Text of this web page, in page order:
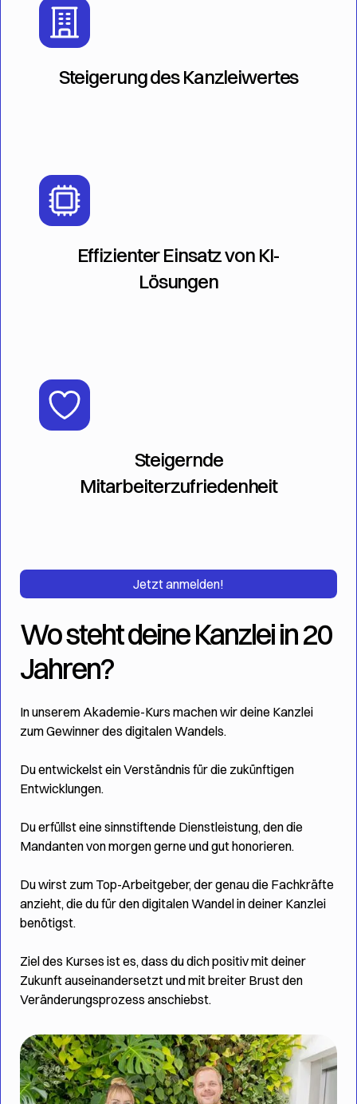
Steigerung des Kanzleiwertes
Effizienter Einsatz von KI-
Lösungen
Steigernde
Mitarbeiterzufriedenheit
Jetzt anmelden!
Wo steht deine Kanzlei in 20
Jahren?
In unserem Akademie-Kurs machen wir deine Kanzlei
zum Gewinner des digitalen Wandels.
Du entwickelst ein Verständnis für die zukünftigen
Entwicklungen.
Du erfüllst eine sinnstiftende Dienstleistung, den die
Mandanten von morgen gerne und gut honorieren.
Du wirst zum Top-Arbeitgeber, der genau die Fachkräfte
anzieht, die du für den digitalen Wandel in deiner Kanzlei
benötigst.
Ziel des Kurses ist es, dass du dich positiv mit deiner
Zukunft auseinandersetzt und mit breiter Brust den
Veränderungsprozess anschiebst.